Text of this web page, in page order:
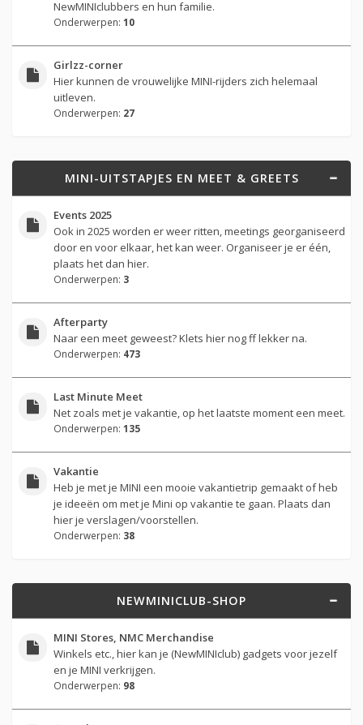
NewMINIclubbers en hun familie.
Onderwerpen: 10
Girlzz-corner
Hier kunnen de vrouwelijke MINI-rijders zich helemaal
uitleven.
Onderwerpen: 27
MINI-UITSTAPJES EN MEET & GREETS
Events 2025
Ook in 2025 worden er weer ritten, meetings georganiseerd
door en voor elkaar, het kan weer. Organiseer je er één,
plaats het dan hier.
Onderwerpen: 3
Afterparty
Naar een meet geweest? Klets hier nog ff lekker na.
Onderwerpen: 473
Last Minute Meet
Net zoals met je vakantie, op het laatste moment een meet.
Onderwerpen: 135
Vakantie
Heb je met je MINI een mooie vakantietrip gemaakt of heb
je ideeën om met je Mini op vakantie te gaan. Plaats dan
hier je verslagen/voorstellen.
Onderwerpen: 38
NEWMINICLUB-SHOP
MINI Stores, NMC Merchandise
Winkels etc., hier kan je (NewMINIclub) gadgets voor jezelf
en je MINI verkrijgen.
Onderwerpen: 98